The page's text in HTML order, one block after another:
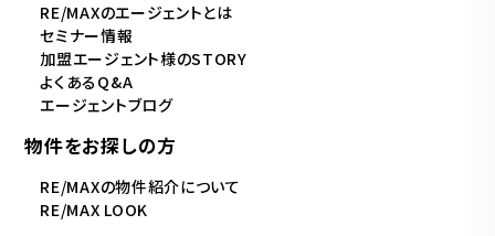
RE/MAXのエージェントとは
セミナー情報
加盟エージェント様のSTORY
よくあるQ&A
エージェントブログ
物件をお探しの方
RE/MAXの物件紹介について
RE/MAX LOOK